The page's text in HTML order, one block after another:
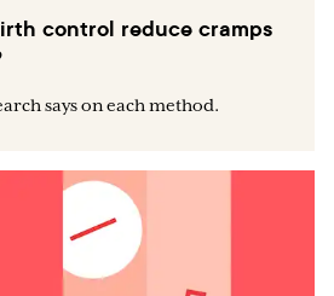
control reduce cramps
says on each method.